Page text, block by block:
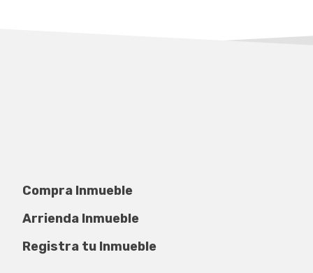
Compra Inmueble
Arrienda Inmueble
Registra tu Inmueble